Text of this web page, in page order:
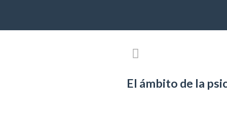
El ámbito de la